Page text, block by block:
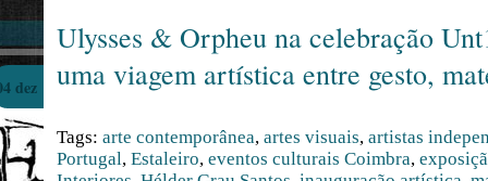
Ulysses & Orpheu na celebração
uma viagem artística entre gesto,
dez
Tags: arte contemporânea, artes visuais, artistas
Portugal, Estaleiro, eventos culturais Coimbra,